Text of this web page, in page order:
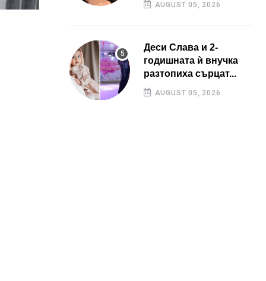
AUGUST 05, 2026
Деси Слава и 2-
годишната ѝ внучка
разтопиха сърцат...
AUGUST 05, 2026